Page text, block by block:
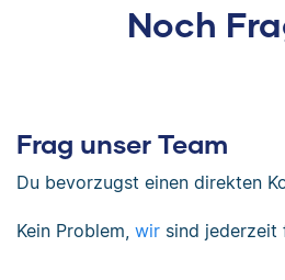
Noch
Frag unser Team
Du bevorzugst einen direkten
Kein Problem, wir sind jederzeit